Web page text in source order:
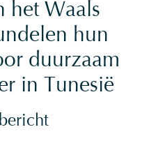
het Waals
hun
duurzaam
in Tunesië